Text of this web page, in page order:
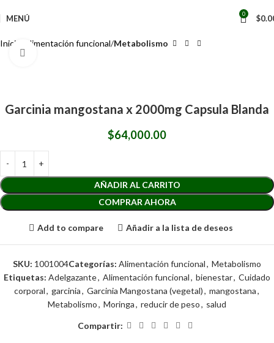
MENÚ 0 $
Inicio Alimentación funcional Metabolismo
Garcinia mangostana x 2000mg Capsula Blanda
$64,000.00
AÑADIR AL CARRITO
COMPRAR AHORA
Add to compare Añadir a la lista de deseos
SKU: 1001004Categorías: Alimentación funcional, Metabolismo
Etiquetas: Adelgazante, Alimentación funcional, bienestar, Cuidado
corporal, garcinia, Garcinia Mangostana (vegetal), mangostana,
Metabolismo, Moringa, reducir de peso, salud
Compartir: